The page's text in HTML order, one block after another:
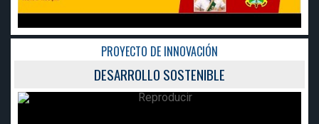
PROYECTO DE INNOVACIÓN
DESARROLLO SOSTENIBLE